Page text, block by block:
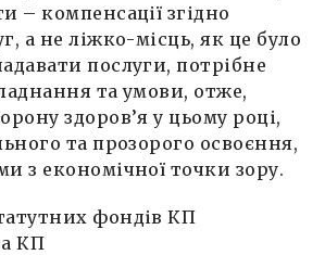
– компенсації згідно
а не ліжко-місць, як це було
послуги, потрібне
та умови, отже,
здоров’я у цьому році,
та прозорого освоєння,
з економічної точки зору.
фондів КП
КП